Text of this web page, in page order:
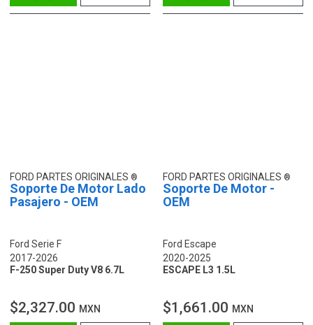
FORD PARTES ORIGINALES
Soporte De Motor Lado
Pasajero - OEM
Ford Serie F
2017-2026
F-250 Super Duty V8 6.7L
$2,327.00 MXN
FORD PARTES ORIGINALES
Soporte De Motor -
OEM
Ford Escape
2020-2025
ESCAPE L3 1.5L
$1,661.00 MXN